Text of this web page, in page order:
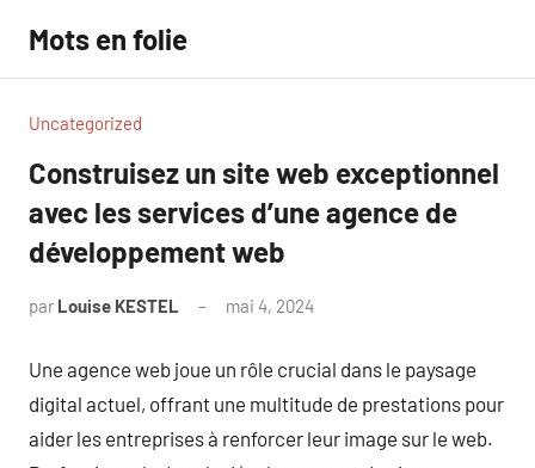
contenu
Mots en folie
Uncategorized
Construisez un site web exceptionnel
avec les services d’une agence de
développement web
par Louise KESTEL mai 4, 2024
Une agence web joue un rôle crucial dans le paysage
digital actuel, offrant une multitude de prestations pour
aider les entreprises à renforcer leur image sur le web.